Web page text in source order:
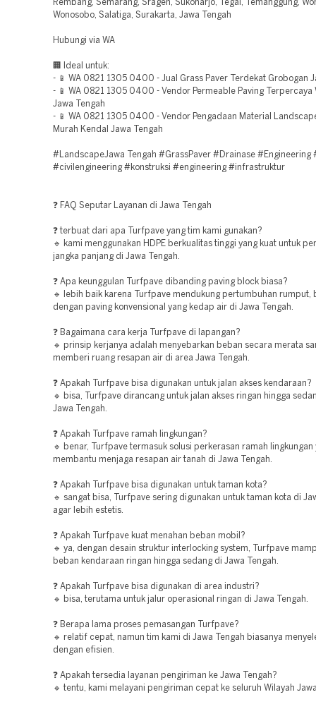
Rembang, Semarang, Sragen, Sukoharjo, Tegal, Temanggung,
Wonosobo, Salatiga, Surakarta, Jawa Tengah
Hubungi via WA
🏢 Ideal untuk:
- 📱 WA 0821 1305 0400 - Jual Grass Paver Terdekat Grobogan
- 📱 WA 0821 1305 0400 - Vendor Permeable Paving Terpercaya
Jawa Tengah
- 📱 WA 0821 1305 0400 - Vendor Pengadaan Material
Murah Kendal Jawa Tengah
#LandscapeJawa Tengah #GrassPaver #Drainase #Engineering
#civilengineering #konstruksi #engineering #infrastruktur
❓ FAQ Seputar Layanan di Jawa Tengah
❓ terbuat dari apa Turfpave yang tim kami gunakan?
🔹 kami menggunakan HDPE berkualitas tinggi yang kuat untuk
jangka panjang di Jawa Tengah.
❓ Apa keunggulan Turfpave dibanding paving block biasa?
🔹 lebih baik karena Turfpave mendukung pertumbuhan rumput,
dengan paving konvensional yang kedap air di Jawa Tengah.
❓ Bagaimana cara kerja Turfpave di lapangan?
🔹 prinsip kerjanya adalah menyebarkan beban secara merata
memberi ruang resapan air di area Jawa Tengah.
❓ Apakah Turfpave bisa digunakan untuk jalan akses kendaraan?
🔹 bisa, Turfpave dirancang untuk jalan akses ringan hingga
Jawa Tengah.
❓ Apakah Turfpave ramah lingkungan?
🔹 benar, Turfpave termasuk solusi perkerasan ramah lingkungan
membantu menjaga resapan air tanah di Jawa Tengah.
❓ Apakah Turfpave bisa digunakan untuk taman kota?
🔹 sangat bisa, Turfpave sering digunakan untuk taman kota di
agar lebih estetis.
❓ Apakah Turfpave kuat menahan beban mobil?
🔹 ya, dengan desain struktur interlocking system, Turfpave
beban kendaraan ringan hingga sedang di Jawa Tengah.
❓ Apakah Turfpave bisa digunakan di area industri?
🔹 bisa, terutama untuk jalur operasional ringan di Jawa Tengah.
❓ Berapa lama proses pemasangan Turfpave?
🔹 relatif cepat, namun tim kami di Jawa Tengah biasanya
dengan efisien.
❓ Apakah tersedia layanan pengiriman ke Jawa Tengah?
🔹 tentu, kami melayani pengiriman cepat ke seluruh Wilayah